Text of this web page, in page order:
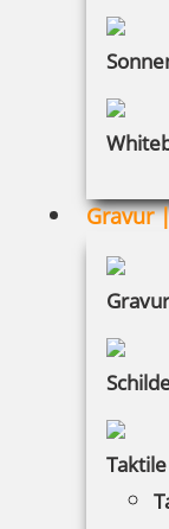
Gravur
Impressum
Datenschutz
Widerruf
Barrierefreiheit
Vertrag
Mein Konto